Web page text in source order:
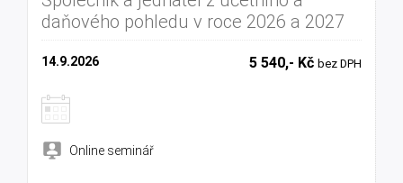
daňového pohledu v roce 2026 a 2027
5 540,- Kč bez DPH
14.9.2026
Online seminář